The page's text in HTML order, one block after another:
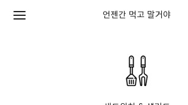
언젠간 먹고 말거야